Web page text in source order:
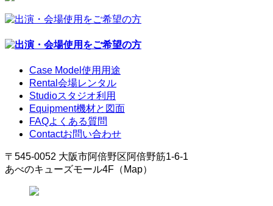
Case Model 使用用途
Rental 会場レンタル
Studioスタジオ利用
Equipment機材と図面
FAQよくある質問
Contactお問い合わせ
〒545-0052 大阪市阿倍野区阿倍野筋1-6-1
あべのキューズモール4F（Map）